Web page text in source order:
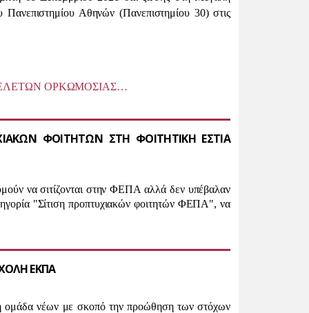
Αθηνών (Πανεπιστημίου 30) στις
ΟΡΚΩΜΟΣΙΑΣ…
ΦΟΙΤΗΤΩΝ ΣΤΗ ΦΟΙΤΗΤΙΚΗ ΕΣΤΙΑ
να σιτίζονται στην ΦΕΠΑ αλλά δεν υπέβαλαν
"Σίτιση προπτυχιακών φοιτητών ΦΕΠΑ", να
ΕΚΠΑ
ομάδα νέων με σκοπό την προώθηση των στόχων